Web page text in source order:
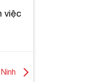
việc